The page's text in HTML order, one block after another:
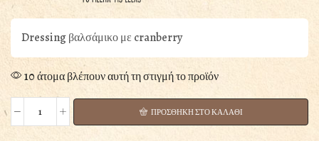
Dressing βαλσάμικο με cranberry
10 άτομα βλέπουν αυτή τη στιγμή το προϊόν
ΒΑΛΣΑΜΙΚΟ
ΠΡΟΣΘΗΚΗ ΣΤΟ ΚΑΛΑΘΙ